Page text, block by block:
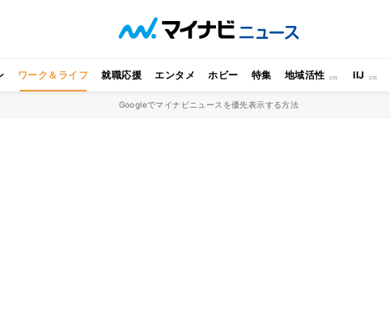
ワーク＆ライフ 就職応援 エンタメ ホビー 特集 地域活性 IIJ
Googleでマイナビニュースを優先表示する方法